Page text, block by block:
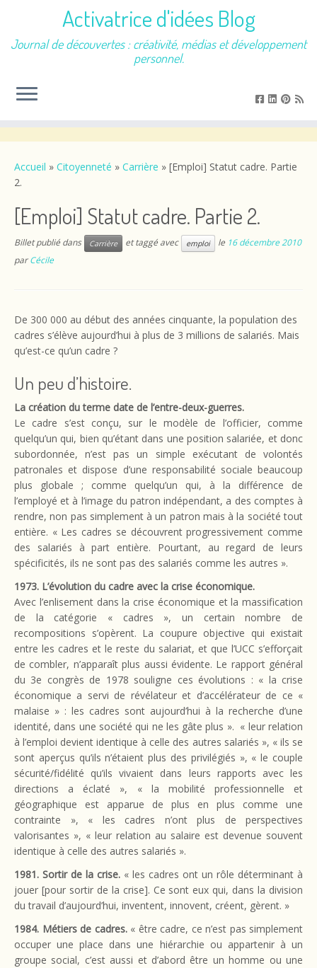
contenu
Activatrice d'idées Blog
Journal de découvertes : créativité, médias et développement
personnel.
Accueil » Citoyenneté » Carrière » [Emploi] Statut cadre. Partie
2.
[Emploi] Statut cadre. Partie 2.
Billet publié dans Carrière et taggé avec emploi le 16 décembre 2010
parCécile
De 300 000 au début des années cinquante, la population des
cadres s’élève aujourd’hui à plus de 3 millions de salariés. Mais
qu’est-ce qu’un cadre ?
Un peu d’histoire.
La création du terme date de l’entre-deux-guerres.
Le cadre s’est conçu, sur le modèle de l’officier, comme
quelqu’un qui, bien qu’étant dans une position salariée, et donc
subordonnée, n’est pas un simple exécutant de volontés
patronales et dispose d’une responsabilité sociale beaucoup
plus globale ; comme quelqu’un qui, à la différence de
l’employé et à l’image du patron indépendant, a des comptes à
rendre, non pas simplement à un patron mais à la société tout
entière. « Les cadres se découvrent progressivement comme
des salariés à part entière. Pourtant, au regard de leurs
spécificités, ils ne sont pas des salariés comme les autres ».
1973. L’évolution du cadre avec la crise économique.
Avec l’enlisement dans la crise économique et la massification
de la catégorie « cadres », un certain nombre de
recompositions s’opèrent. La coupure objective qui existait
entre les cadres et le reste du salariat, et que l’UCC s’efforçait
de combler, n’apparaît plus aussi évidente. Le rapport général
du 3e congrès de 1978 souligne ces évolutions : « la crise
économique a servi de révélateur et d’accélérateur de ce «
malaise » : les cadres sont aujourd’hui à la recherche d’une
identité, dans une société qui ne les gâte plus ». « leur relation
à l’emploi devient identique à celle des autres salariés », « ils se
sont aperçus qu’ils n’étaient plus des privilégiés », « le couple
sécurité/fidélité qu’ils vivaient dans leurs rapports avec les
directions a éclaté », « la mobilité professionnelle et
géographique est apparue de plus en plus comme une
contrainte », « les cadres n’ont plus de perspectives
valorisantes », « leur relation au salaire est devenue souvent
identique à celle des autres salariés ».
1981. Sortir de la crise. « les cadres ont un rôle déterminant à
jouer [pour sortir de la crise]. Ce sont eux qui, dans la division
du travail d’aujourd’hui, inventent, innovent, créent, gèrent. »
1984. Métiers de cadres. « être cadre, ce n’est pas simplement
occuper une place dans une hiérarchie ou appartenir à un
groupe social, c’est aussi et d’abord être un homme ou une